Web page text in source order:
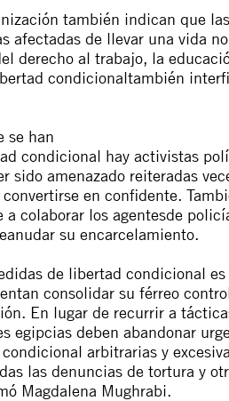
también indican que las
afectadas de llevar una vida
l derecho al trabajo, la
condicionaltambién
se han
condicional hay activistas
sido amenazado reiteradas
convertirse en confidente.
a colaborar los agentesde
su encarcelamiento.
de libertad condicional
consolidar su férreo con
En lugar de recurrir a
egipcias deben abandonar
condicional arbitrarias y
las denuncias de tortura y
Magdalena Mughrabi.